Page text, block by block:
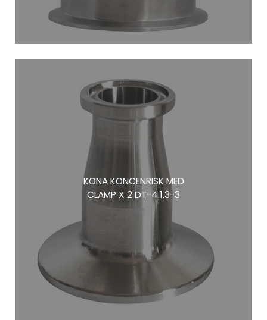
KONA KONCENRISK MED
CLAMP X 2 DT-4.1.3-3